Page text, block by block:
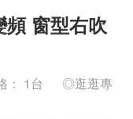
窗型右吹
： 1台
◎逛逛專